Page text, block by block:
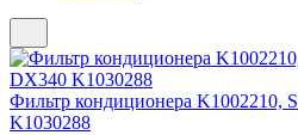
Фильтр кондиционера K1002210,
K1030288